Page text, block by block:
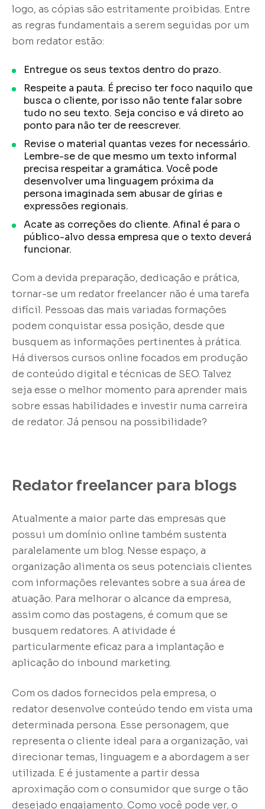
logo, as cópias são estritamente proibidas. Entre
as regras fundamentais a serem seguidas por um
bom redator estão:
Entregue os seus textos dentro do prazo.
Respeite a pauta. É preciso ter foco naquilo que
busca o cliente, por isso não tente falar sobre
tudo no seu texto. Seja conciso e vá direto ao
ponto para não ter de reescrever.
Revise o material quantas vezes for necessário.
Lembre-se de que mesmo um texto informal
precisa respeitar a gramática. Você pode
desenvolver uma linguagem próxima da
persona imaginada sem abusar de gírias e
expressões regionais.
Acate as correções do cliente. Afinal é para o
público-alvo dessa empresa que o texto deverá
funcionar.
Com a devida preparação, dedicação e prática,
tornar-se um redator freelancer não é uma tarefa
difícil. Pessoas das mais variadas formações
podem conquistar essa posição, desde que
busquem as informações pertinentes à prática.
Há diversos cursos online focados em produção
de conteúdo digital e técnicas de SEO. Talvez
seja esse o melhor momento para aprender mais
sobre essas habilidades e investir numa carreira
de redator. Já pensou na possibilidade?
Redator freelancer para blogs
Atualmente a maior parte das empresas que
possui um domínio online também sustenta
paralelamente um blog. Nesse espaço, a
organização alimenta os seus potenciais clientes
com informações relevantes sobre a sua área de
atuação. Para melhorar o alcance da empresa,
assim como das postagens, é comum que se
busquem redatores. A atividade é
particularmente eficaz para a implantação e
aplicação do inbound marketing.
Com os dados fornecidos pela empresa, o
redator desenvolve conteúdo tendo em vista uma
determinada persona. Esse personagem, que
representa o cliente ideal para a organização, vai
direcionar temas, linguagem e a abordagem a ser
utilizada. E é justamente a partir dessa
aproximação com o consumidor que surge o tão
desejado engajamento. Como você pode ver, o